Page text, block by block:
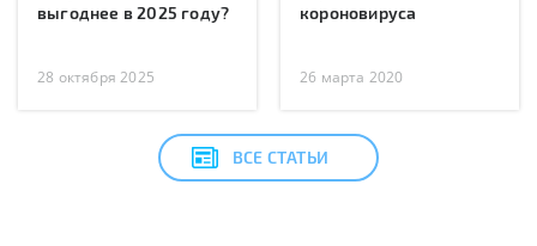
выгоднее в 2025 году?
28 октября 2025
короновируса
26 марта 2020
ВСЕ СТАТЬИ